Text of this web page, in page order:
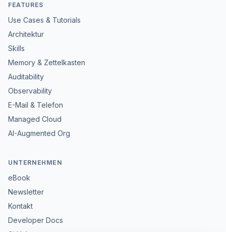
FEATURES
Use Cases & Tutorials
Architektur
Skills
Memory & Zettelkasten
Auditability
Observability
E-Mail & Telefon
Managed Cloud
AI-Augmented Org
UNTERNEHMEN
eBook
Newsletter
Kontakt
Developer Docs